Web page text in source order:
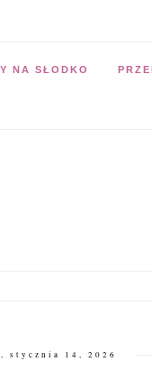
NA SŁODKO
stycznia 14, 2026